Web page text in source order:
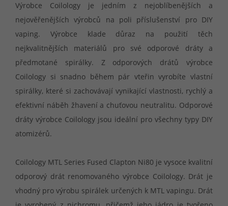
Výrobce Coilology je jedním z nejoblíbenějších a
nejověřenějších výrobců na poli příslušenství pro DIY
vaping. Výrobce klade důraz na použití těch
nejkvalitnějších materiálů pro své odporové dráty a
předmotané spirálky. Z odporových drátů výrobce
Coilology si snadno během pár vteřin vyrobíte vlastní
spirálky, které si zachovávají vynikající vlastnosti, rychlý a
efektivní náběh žhavení a chuťovou neutralitu. Odporové
dráty výrobce Coilology jsou ideální pro všechny typy DIY
atomizérů.
Coilology MTL Series Fused Clapton Ni80 je vysoce kvalitní
odporový drát renomovaného výrobce Coilology. Drát je
vhodný pro výrobu spirálek určených k MTL vapingu. Drát